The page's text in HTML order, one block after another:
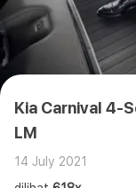
Kia Carnival 4-
LM
14 July 2021